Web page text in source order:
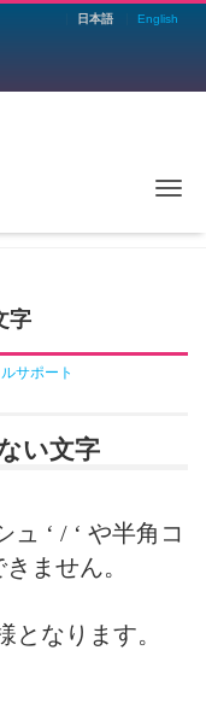
日本語 English
字
サポート
い文字
‘ / ‘ や半角コ
ません。
となります。